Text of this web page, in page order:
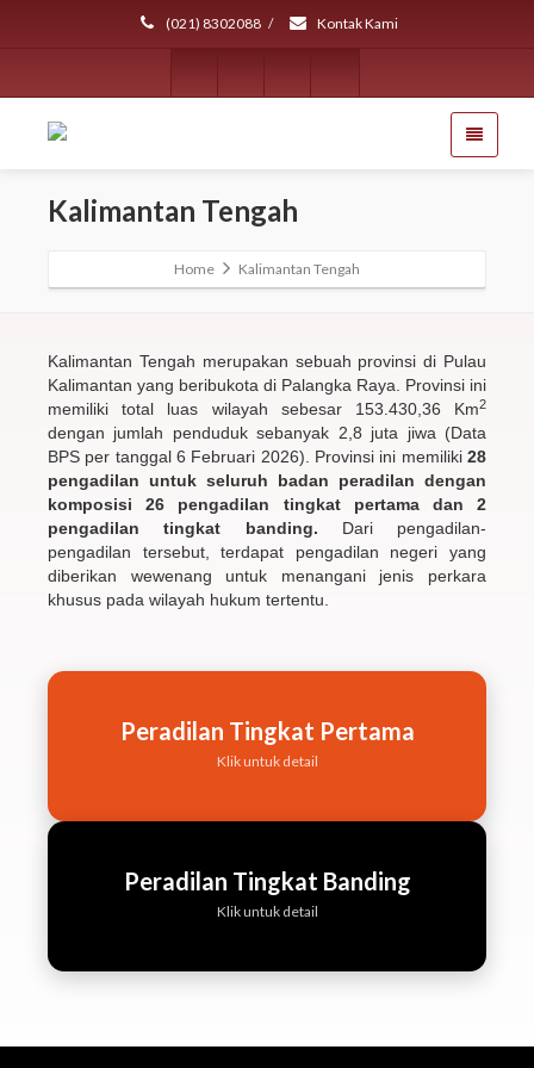
(021) 8302088 / Kontak Kami
Kalimantan Tengah
Home Kalimantan Tengah
Kalimantan Tengah merupakan sebuah provinsi di Pulau
Kalimantan yang beribukota di Palangka Raya. Provinsi ini
memiliki total luas wilayah sebesar 153.430,36 Km2
dengan jumlah penduduk sebanyak 2,8 juta jiwa (Data
BPS per tanggal 6 Februari 2026). Provinsi ini memiliki 28
pengadilan untuk seluruh badan peradilan dengan
komposisi 26 pengadilan tingkat pertama dan 2
pengadilan tingkat banding. Dari pengadilan-
pengadilan tersebut, terdapat pengadilan negeri yang
diberikan wewenang untuk menangani jenis perkara
khusus pada wilayah hukum tertentu.
Peradilan Tingkat Pertama
Klik untuk detail
Peradilan Tingkat Banding
Klik untuk detail